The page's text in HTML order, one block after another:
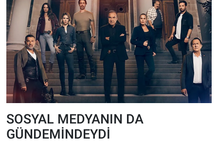
SOSYAL MEDYANIN DA
GÜNDEMİNDEYDİ